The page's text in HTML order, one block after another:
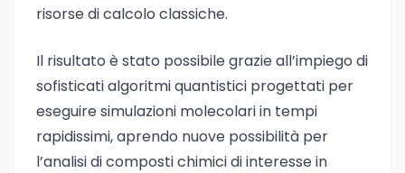
risorse di calcolo classiche.
Il risultato è stato possibile grazie all’impiego di
sofisticati algoritmi quantistici progettati per
eseguire simulazioni molecolari in tempi
rapidissimi, aprendo nuove possibilità per
l’analisi di composti chimici di interesse in